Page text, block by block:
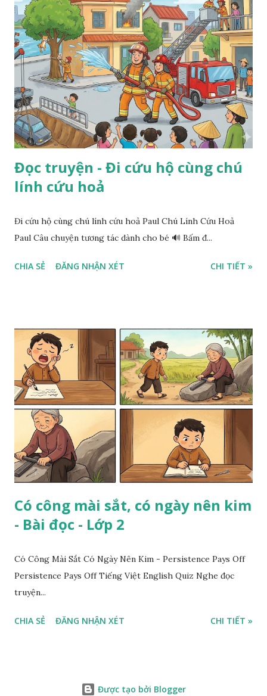
Đọc truyện - Đi cứu hộ cùng chú
lính cứu hoả
Đi cứu hộ cùng chú lính cứu hoả Paul Chú Lính Cứu Hoả
Paul Câu chuyện tương tác dành cho bé 🔊 Bấm đ...
CHIA SẺ ĐĂNG NHẬN XÉT CHI TIẾT »
Có công mài sắt, có ngày nên kim
- Bài đọc - Lớp 2
Có Công Mài Sắt Có Ngày Nên Kim - Persistence Pays Off
Persistence Pays Off Tiếng Việt English Quiz Nghe đọc
truyện...
CHIA SẺ ĐĂNG NHẬN XÉT CHI TIẾT »
Được tạo bởi Blogger